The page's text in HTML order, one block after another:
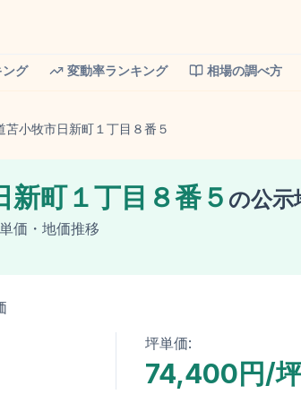
グ 変動率ランキング 相場の調べ方
苫小牧市日新町１丁目８番５
町１丁目８番５ の公示
単価・地価推移
坪単価:
74,400円/